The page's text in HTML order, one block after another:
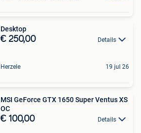
Desktop
€ 250,00 Details
Herzele 19 jul 26
MSI GeForce GTX 1650 Super Ventus XS
OC
€ 100,00 Details